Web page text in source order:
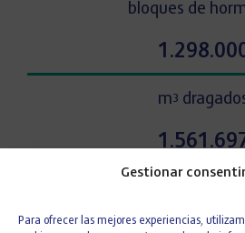
Gestionar
Para ofrecer las mejores experiencias,
bloques de
m3